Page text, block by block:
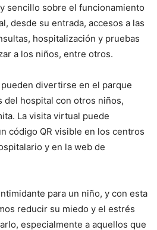
sencillo sobre el funcionamiento
desde su entrada, accesos a las
hospitalización y pruebas
a los niños, entre otros.
divertirse en el parque
del hospital con otros niños,
La visita virtual puede
código QR visible en los centros
y en la web de
para un niño, y con esta
reducir su miedo y el estrés
especialmente a aquellos que